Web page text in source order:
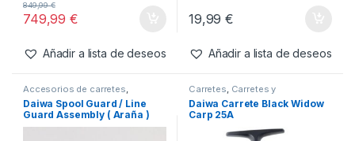
749,99€
849,99€
Añadir a lista de deseos
19,99€
Añadir a lista de deseos
Accesorios de carretes,
Carretes y Complementos
Daiwa Spool Guard / Line
Guard Assembly ( Araña )
Carretes, Carretes y
Complementos
Daiwa Carrete Black Widow
Carp 25A